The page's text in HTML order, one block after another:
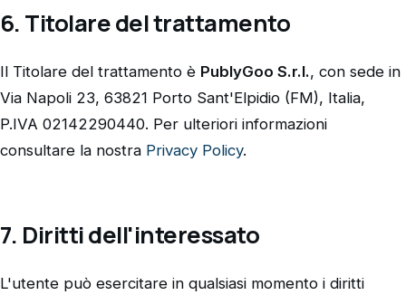
6. Titolare del trattamento
Il Titolare del trattamento è PublyGoo S.r.l., con sede in
Via Napoli 23, 63821 Porto Sant'Elpidio (FM), Italia,
P.IVA 02142290440. Per ulteriori informazioni
consultare la nostra Privacy Policy.
7. Diritti dell'interessato
L'utente può esercitare in qualsiasi momento i diritti